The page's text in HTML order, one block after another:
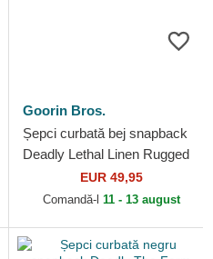
Goorin Bros.
Șepci curbată bej snapback
Deadly Lethal Linen Rugged
Comfort The Farm Goorin
Bros.
EUR 49,95
Comandă-l 11 - 13 august